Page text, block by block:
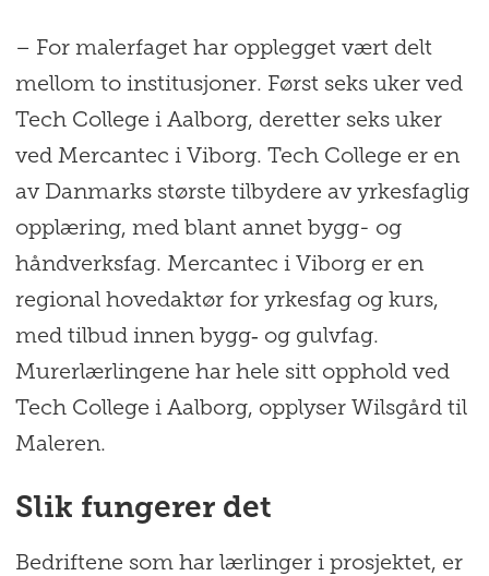
– For malerfaget har opplegget vært delt
mellom to institusjoner. Først seks uker ved
Tech College i Aalborg, deretter seks uker
ved Mercantec i Viborg. Tech College er en
av Danmarks største tilbydere av yrkesfaglig
opplæring, med blant annet bygg- og
håndverksfag. Mercantec i Viborg er en
regional hovedaktør for yrkesfag og kurs,
med tilbud innen bygg‑ og gulvfag.
Murerlærlingene har hele sitt opphold ved
Tech College i Aalborg, opplyser Wilsgård til
Maleren.
Slik fungerer det
Bedriftene som har lærlinger i prosjektet, er